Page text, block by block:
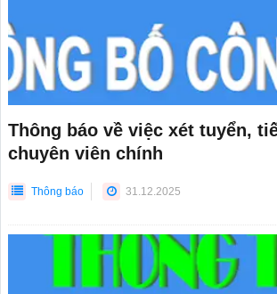
Thông báo về việc xét tuyển,
chuyên viên chính
Thông báo 31.12.2025